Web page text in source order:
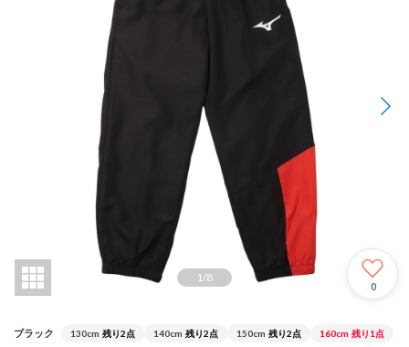
1 /8
0
ブラック 130cm 残り2点 140cm 残り2点 150cm 残り2点 160cm 残り1点